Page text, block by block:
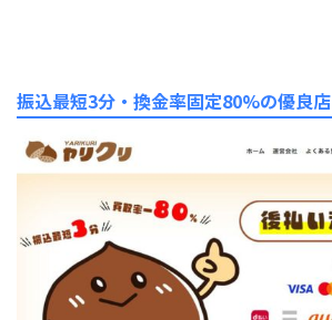
振込最短3分・換金率固定80%の優良店